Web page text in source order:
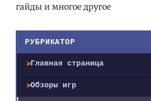
гайды и многое другое
РУБРИКАТОР
Главная страница
Обзоры игр